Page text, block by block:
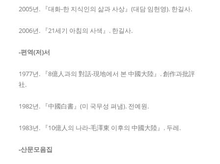
2005년. 『대화-한 지식인의 삶과 사상』(대담 임헌영). 한길사.
2006년. 『21세기 아침의 사색』. 한길사.
-편역(저)서
1977년. 『8億人과의 對話-現地에서 본 中國大陸』. 創作과批評
社.
1982년. 『中國白書』(미 국무성 펴냄). 전예원.
1983년. 『10億人의 나라-毛澤東 이후의 中國大陸』. 두레.
-산문모음집